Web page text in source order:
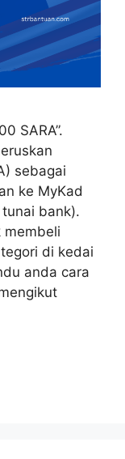
SARA”.
sebagai
ke MyKad
bank).
membeli
di kedai
anda cara